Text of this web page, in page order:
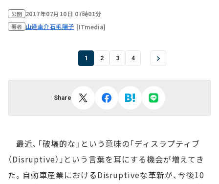
公開 2017年07月10日 07時01分
著者 山邉圭介石毛陽子 [ITmedia]
1 2 3 4
Share
最近、「破壊的な」という意味の｢ディスラプティブ
（Disruptive）｣という言葉を耳にする機会が増えてき
た。自動車産業におけるDisruptiveな革新が、今後10